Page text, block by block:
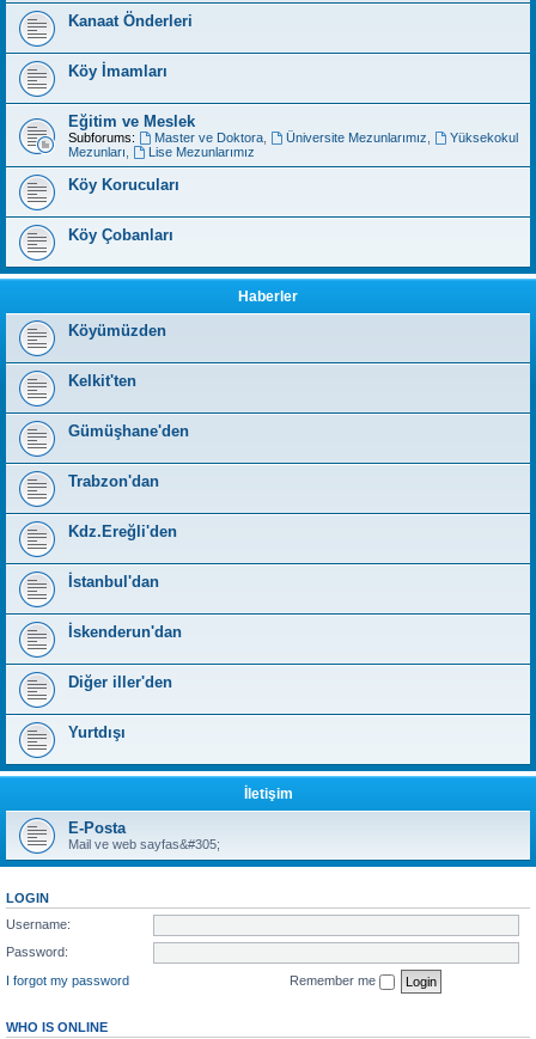
Kanaat Önderleri
Köy İmamları
Eğitim ve Meslek
Subforums: Master ve Doktora, Üniversite Mezunlarımız
Yüksekokul
Mezunları
Lise Mezunlarımız
Köy Korucuları
Köy Çobanları
Haberler
Köyümüzden
Kelkit'ten
Gümüşhane'den
Trabzon'dan
Kdz.Ereğli'den
İstanbul'dan
İskenderun'dan
Diğer iller'den
Yurtdışı
İletişim
E-Posta
Mail ve web sayfas&#305;
LOGIN
Username:
Password:
I forgot my password
Remember me
WHO IS ONLINE